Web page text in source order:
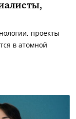
проекты
в атомной